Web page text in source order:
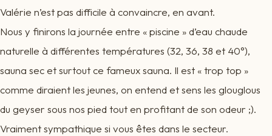
Valérie n’est pas difficile à convaincre, en avant.
Nous y finirons la journée entre « piscine » d’eau chaude
naturelle à différentes températures (32, 36, 38 et 40°),
sauna sec et surtout ce fameux sauna. Il est « trop top »
comme diraient les jeunes, on entend et sens les glouglous
du geyser sous nos pied tout en profitant de son odeur ;).
Vraiment sympathique si vous êtes dans le secteur.